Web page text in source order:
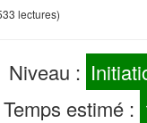
lectures)
Niveau :
Temps estimé :